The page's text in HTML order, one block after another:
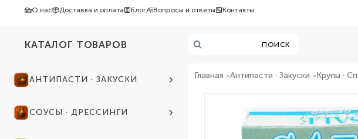
О нас Доставка и оплата Блог Вопросы и ответы Контакты
КАТАЛОГ ТОВАРОВ ПОИСК
АНТИПАСТИ · ЗАКУСКИ
СОУСЫ · ДРЕССИНГИ
Главная Антипасти · Закуски Крупы ·